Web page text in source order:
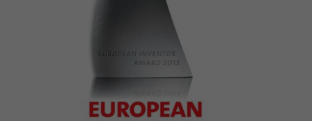
Komfortos tervezés